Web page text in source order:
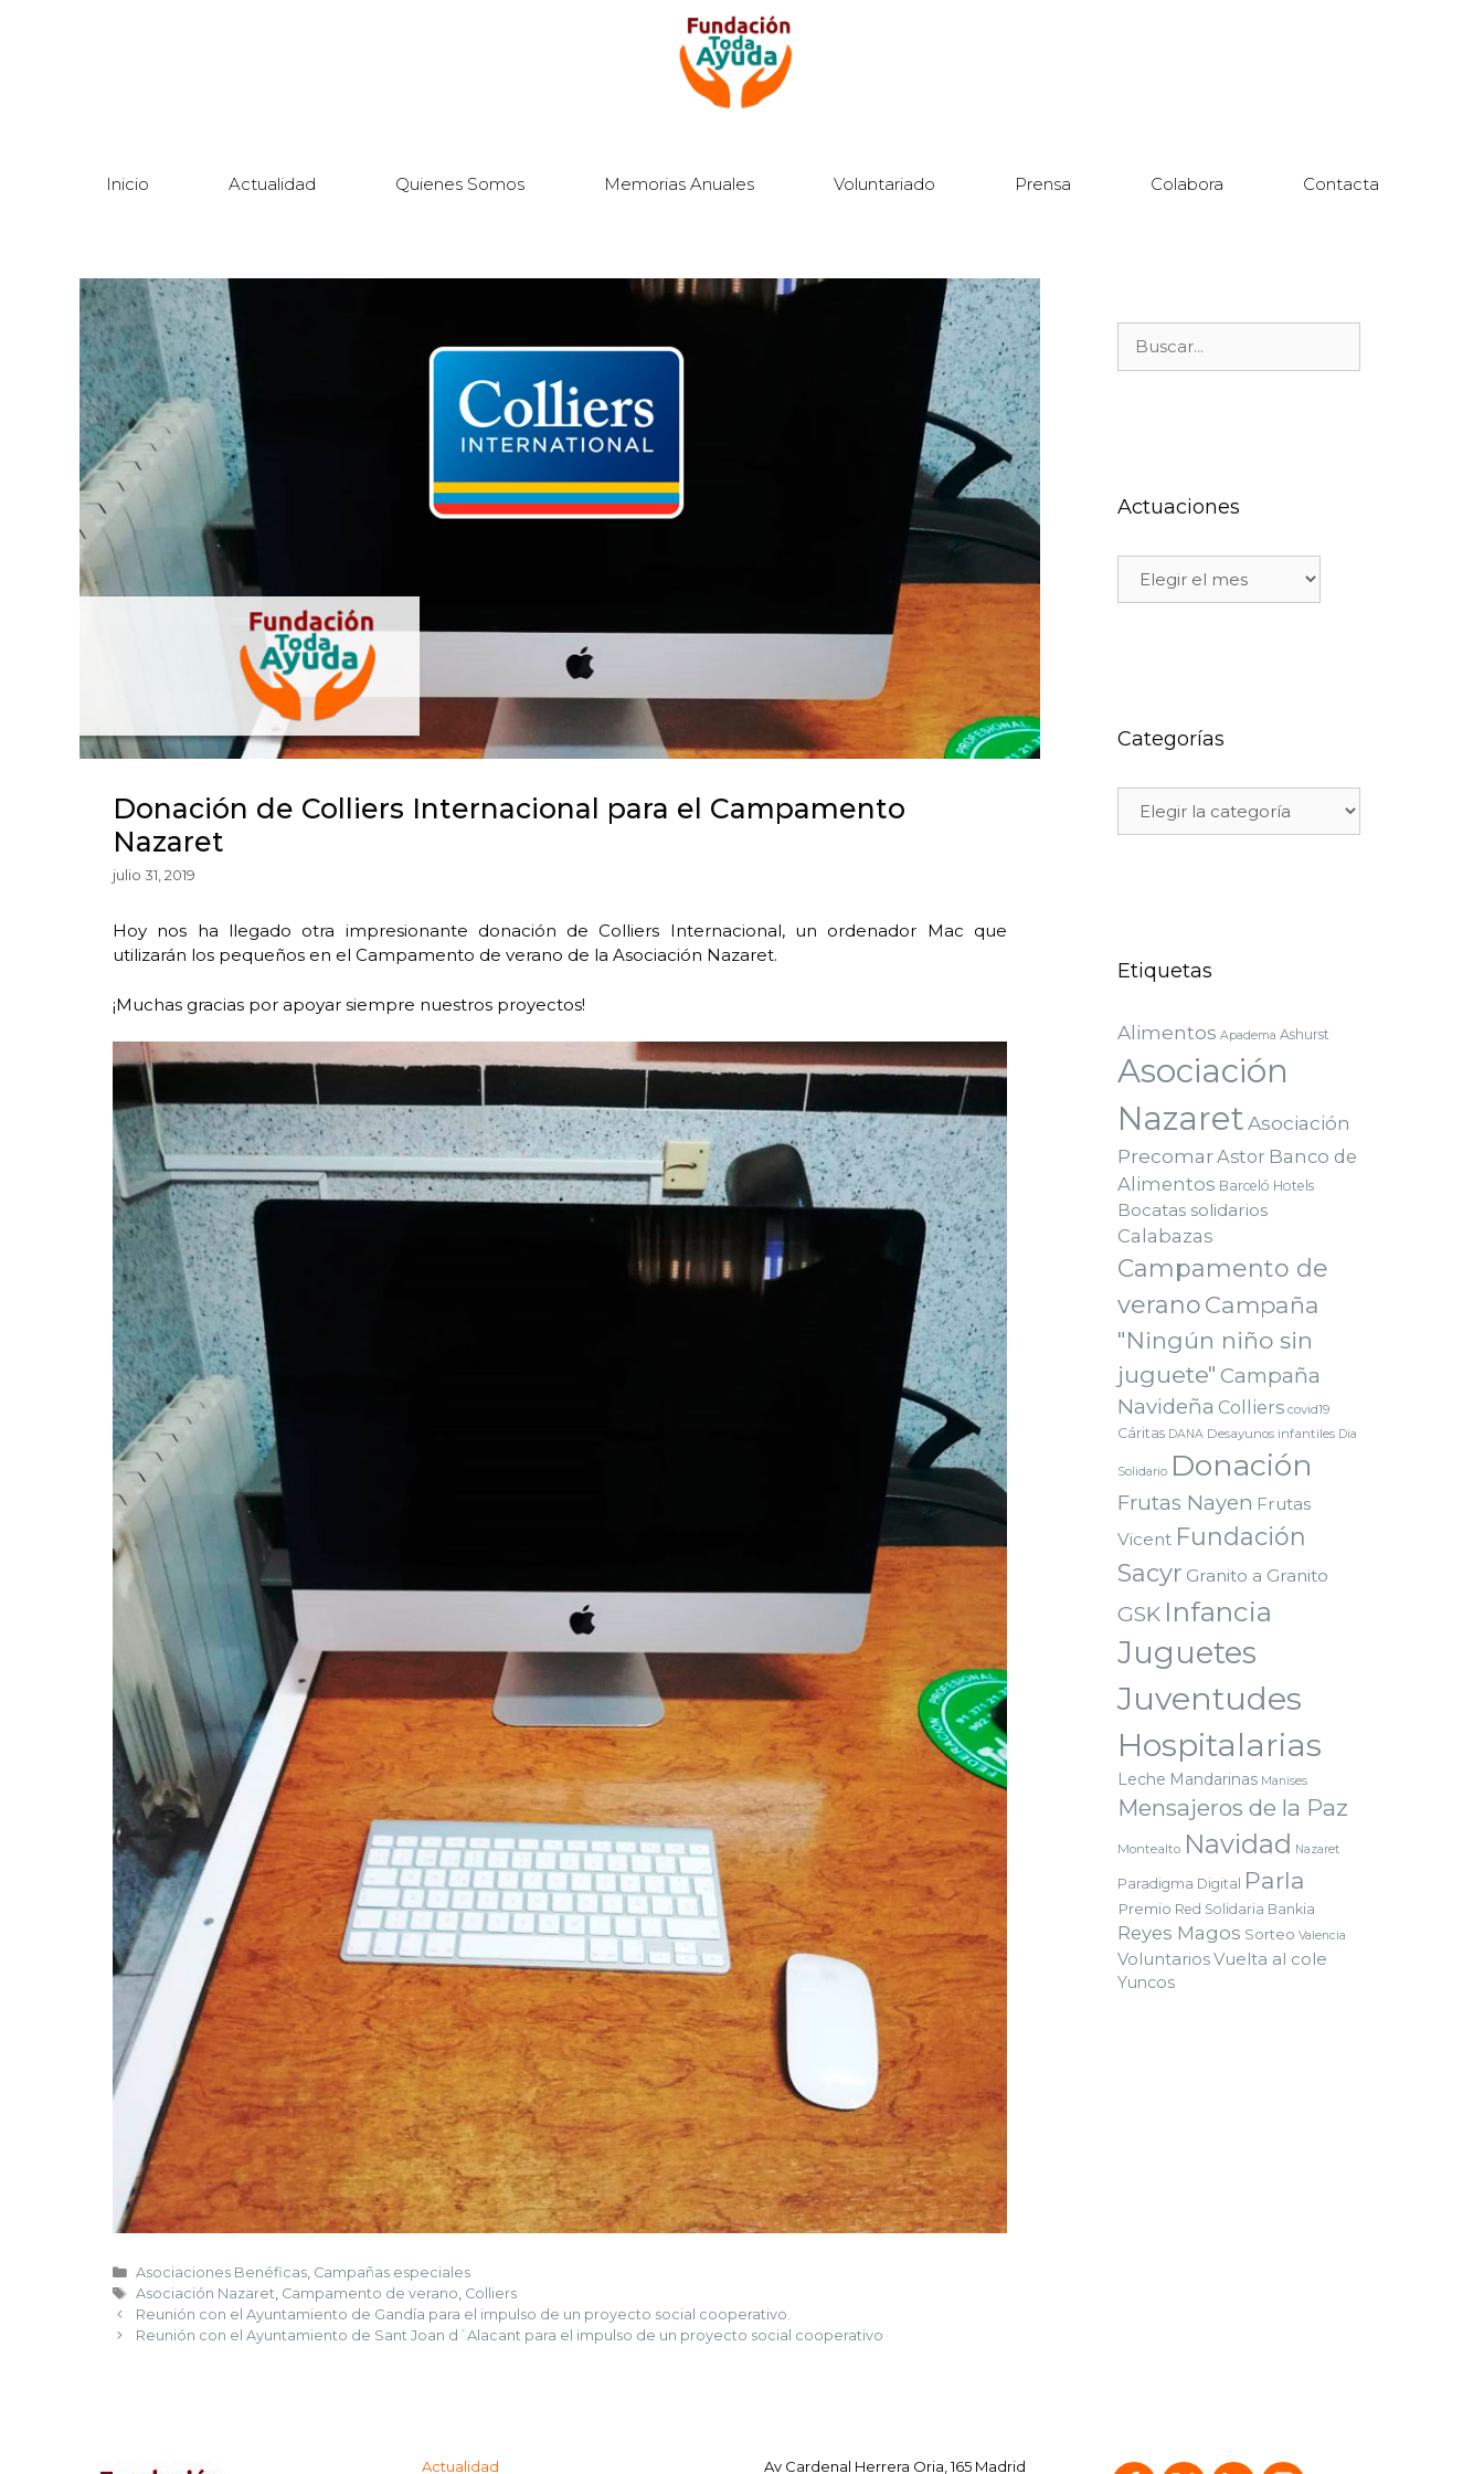
Inicio Actualidad Quienes Somos Memorias Anuales Voluntariado Prensa Colabora Contacta
Donación de Colliers Internacional para el Campamento
Nazaret
julio 31, 2019
Hoy nos ha llegado otra impresionante donación de Colliers Internacional, un ordenador Mac que
utilizarán los pequeños en el Campamento de verano de la Asociación Nazaret.
¡Muchas gracias por apoyar siempre nuestros proyectos!
Asociaciones Benéficas, Campañas especiales
Asociación Nazaret Campamento de verano Colliers
Reunión con el Ayuntamiento de Gandía para el impulso de un proyecto social cooperativo.
Reunión con el Ayuntamiento de Sant Joan d´Alacant para el impulso de un proyecto social cooperativo
Actuaciones
Categorías
Etiquetas
Alimentos Apadema Ashurst
Asociación
NazaretAsociación
PrecomarAstor Banco de
Alimentos Barceló Hotels
Bocatas solidarios
Calabazas
Campamento de
verano Campaña
"Ningún niño sin
juguete" Campaña
Navideña Colliers covid19
Cáritas DANA Desayunos infantiles Dia
Solidario Donación
Frutas Nayen Frutas
Vicent Fundación
Sacyr Granito a Granito
GSK Infancia
Juguetes
Juventudes
Hospitalarias
Leche Mandarinas Manises
Mensajeros de la Paz
Montealto Navidad Nazaret
Paradigma Digital Parla
Premio Red Solidaria Bankia
Reyes Magos Sorteo Valencia
VoluntariosVuelta al cole
Yuncos
Actualidad Av Cardenal Herrera Oria, 165 Madrid